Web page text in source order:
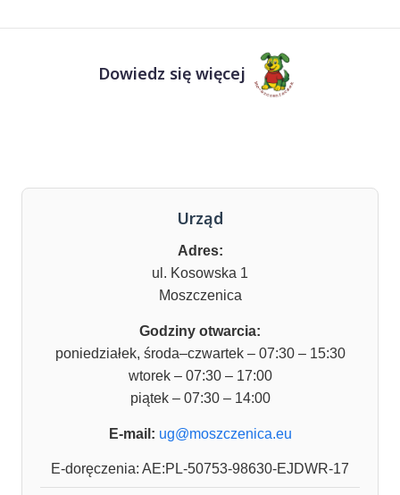
Dowiedz się więcej
Urząd
Adres:
ul. Kosowska 1
Moszczenica
Godziny otwarcia:
poniedziałek, środa–czwartek – 07:30 – 15:30
wtorek – 07:30 – 17:00
piątek – 07:30 – 14:00
E-mail: ug@moszczenica.eu
E-doręczenia: AE:PL-50753-98630-EJDWR-17